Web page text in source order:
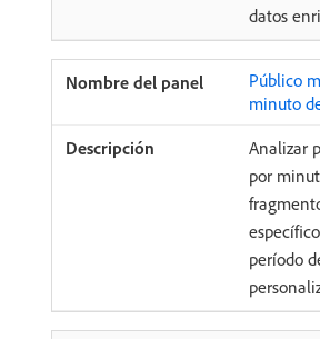
datos
Público
minuto
Analizar
por
período